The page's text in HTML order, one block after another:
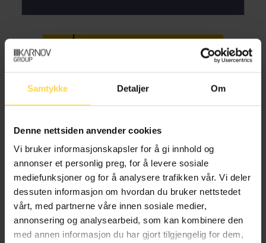
Samtykke Detaljer Om
Denne nettsiden anvender cookies
Vi bruker informasjonskapsler for å gi innhold og
annonser et personlig preg, for å levere sosiale
mediefunksjoner og for å analysere trafikken vår. Vi deler
dessuten informasjon om hvordan du bruker nettstedet
vårt, med partnerne våre innen sosiale medier,
annonsering og analysearbeid, som kan kombinere den
med annen informasjon du har gjort tilgjengelig for dem,
Skatte- og avgiftsrett
Merverdiavgiftsforskriften
Skatte- og avgiftsrett